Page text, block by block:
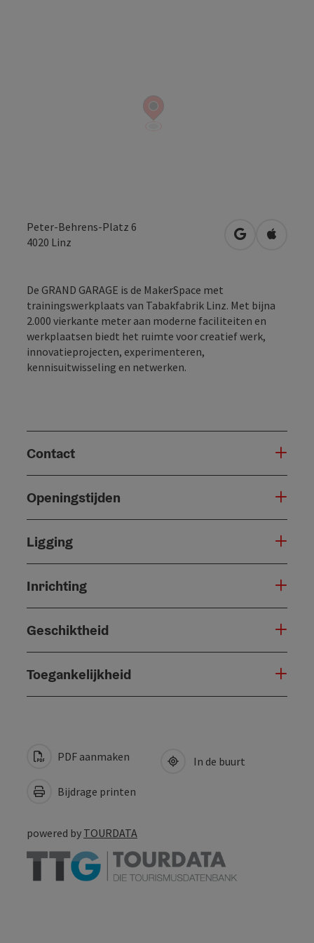
Peter-Behrens-Platz 6
4020 Linz Openen in
De GRAND GARAGE is de MakerSpace met
trainingswerkplaats van Tabakfabrik Linz. Met bijna
2.000 vierkante meter aan moderne faciliteiten en
werkplaatsen biedt het ruimte voor creatief werk,
innovatieprojecten, experimenteren,
kennisuitwisseling en netwerken.
Contact
Openingstijden
Ligging
Inrichting
Geschiktheid
Toegankelijkheid
PDF aanmaken
Bijdrage printen
In de buurt
powered by TOURDATA